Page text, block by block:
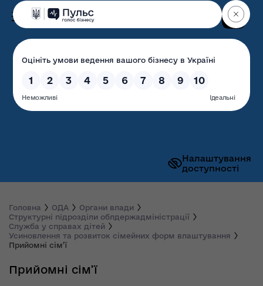
Налаштування
доступності
Волинська обласна
державна адміністрація
Головна ОДА
Органи влади
Структурні підрозділи облдержадміністрації
Служба у справах дітей
Усиновлення та розвиток сімейних форм влаштування
Прийомні сім’ї
Прийомні сім’ї